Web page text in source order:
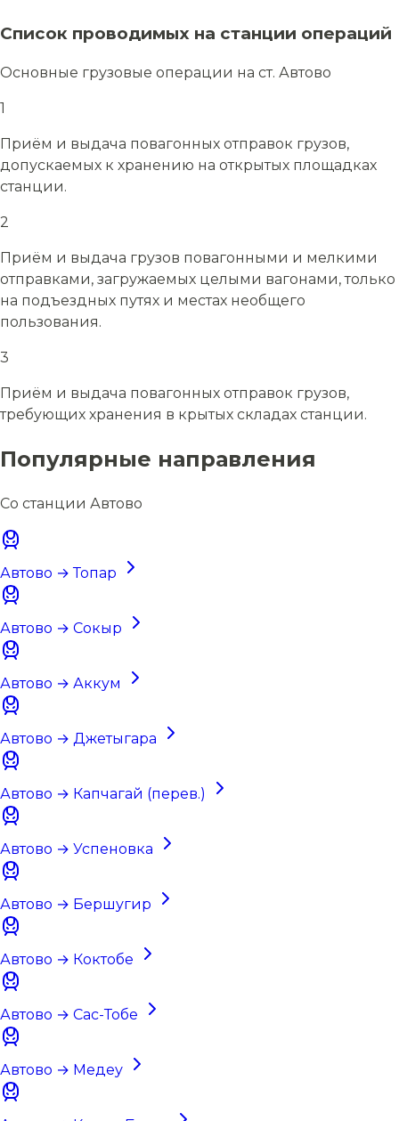
Список проводимых на станции операций
Основные грузовые операции на ст. Автово
1
Приём и выдача повагонных отправок грузов,
допускаемых к хранению на открытых площадках
станции.
2
Приём и выдача грузов повагонными и мелкими
отправками, загружаемых целыми вагонами, только
на подъездных путях и местах необщего
пользования.
3
Приём и выдача повагонных отправок грузов,
требующих хранения в крытых складах станции.
Популярные направления
Со станции Автово
Автово → Топар
Автово → Сокыр
Автово → Аккум
Автово → Джетыгара
Автово → Капчагай (перев.)
Автово → Успеновка
Автово → Бершугир
Автово → Коктобе
Автово → Сас-Тобе
Автово → Медеу